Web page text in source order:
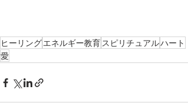
ヒーリングエネルギー教育スピリチュアルハート
愛